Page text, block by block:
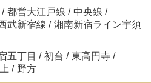
/ 都営大江戸線 / 中央線 /
武新宿線 / 湘南新宿ライン宇須
五丁目 / 初台 / 東高円寺 /
/ 野方